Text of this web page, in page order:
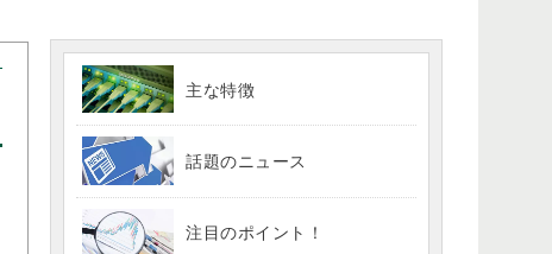
主な特徴
話題のニュース
注目のポイント！